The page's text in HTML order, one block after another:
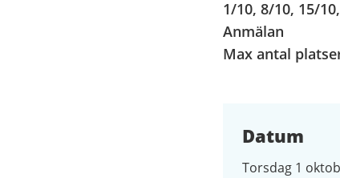
1/10, 8/10, 15/
Anmälan
Max antal
Datum
Torsdag 1